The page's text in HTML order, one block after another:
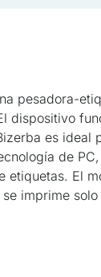
pesadora-
dispositivo
es ideal
de
etiquetas. El
imprime
Esenciales
Las cookies
sin ellas. Estas
Las cookies de
página, por